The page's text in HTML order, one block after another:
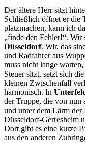
Der ältere Herr sitzt
Schließlich öffnet er die
platzmachen, kann ich
„finde den Fehler!“.
Düsseldorf. Wir, das
und Radfahrer aus
muss nicht lange
Steuer sitzt, setzt sich
kleinen Zwischenfall
harmonisch. In
der Truppe, die von nun
und unter dem Lärm der
Düsseldorf-Gerresheim
Dort gibt es eine kurze
aus den anderen